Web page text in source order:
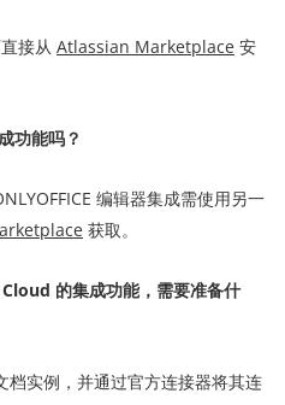
接从 Atlassian Marketplace 安
功能吗？
编辑器集成需使用另一
获取。
的集成功能，需要准备什
档实例，并通过官方连接器将其连